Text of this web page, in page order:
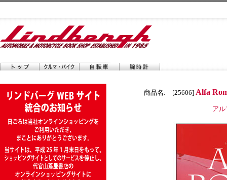
商品名: [25606]Alfa
ア